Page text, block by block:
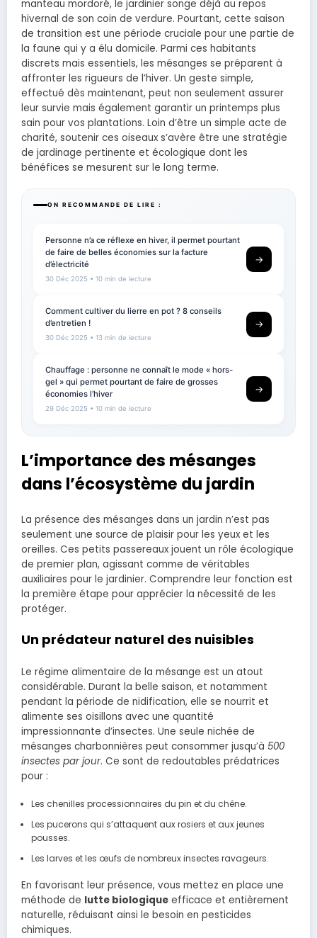
manteau mordoré, le jardinier songe déjà au repos
hivernal de son coin de verdure. Pourtant, cette saison
de transition est une période cruciale pour une partie de
la faune qui y a élu domicile. Parmi ces habitants
discrets mais essentiels, les mésanges se préparent à
affronter les rigueurs de l’hiver. Un geste simple,
effectué dès maintenant, peut non seulement assurer
leur survie mais également garantir un printemps plus
sain pour vos plantations. Loin d’être un simple acte de
charité, soutenir ces oiseaux s’avère être une stratégie
de jardinage pertinente et écologique dont les
bénéfices se mesurent sur le long terme.
ON RECOMMANDE DE LIRE :
Personne n’a ce réflexe en hiver, il permet pourtant
de faire de belles économies sur la facture
d’électricité
30 Déc 2025 • 10 min de lecture
→
Comment cultiver du lierre en pot ? 8 conseils
d’entretien !
30 Déc 2025 • 13 min de lecture
→
Chauffage : personne ne connaît le mode « hors-
gel » qui permet pourtant de faire de grosses
économies l’hiver
29 Déc 2025 • 10 min de lecture
→
L’importance des mésanges
dans l’écosystème du jardin
La présence des mésanges dans un jardin n’est pas
seulement une source de plaisir pour les yeux et les
oreilles. Ces petits passereaux jouent un rôle écologique
de premier plan, agissant comme de véritables
auxiliaires pour le jardinier. Comprendre leur fonction est
la première étape pour apprécier la nécessité de les
protéger.
Un prédateur naturel des nuisibles
Le régime alimentaire de la mésange est un atout
considérable. Durant la belle saison, et notamment
pendant la période de nidification, elle se nourrit et
alimente ses oisillons avec une quantité
impressionnante d’insectes. Une seule nichée de
mésanges charbonnières peut consommer jusqu’à 500
insectes par jour. Ce sont de redoutables prédatrices
pour :
Les chenilles processionnaires du pin et du chêne.
Les pucerons qui s’attaquent aux rosiers et aux jeunes
pousses.
Les larves et les œufs de nombreux insectes ravageurs.
En favorisant leur présence, vous mettez en place une
méthode de lutte biologique efficace et entièrement
naturelle, réduisant ainsi le besoin en pesticides
chimiques.